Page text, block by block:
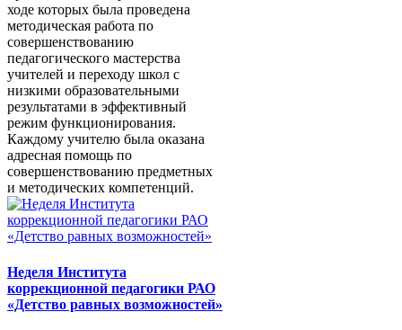
ходе которых была проведена
методическая работа по
совершенствованию
педагогического мастерства
учителей и переходу школ с
низкими образовательными
результатами в эффективный
режим функционирования.
Каждому учителю была оказана
адресная помощь по
совершенствованию предметных
и методических компетенций.
Неделя Института
коррекционной педагогики РАО
«Детство равных возможностей»